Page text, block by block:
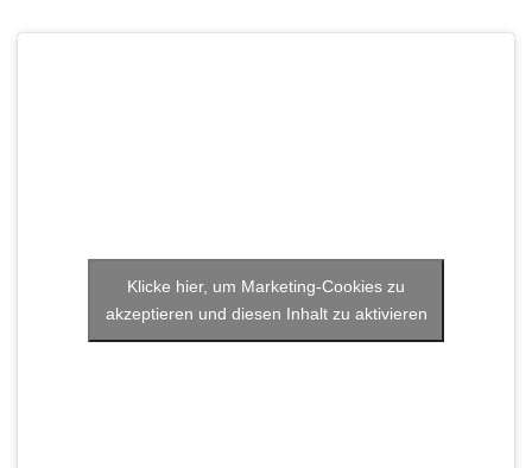
Klicke hier, um Marketing-Cookies zu
akzeptieren und diesen Inhalt zu aktivieren